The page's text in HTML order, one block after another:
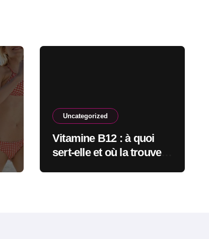
Uncategorized
Vitamine B12 : à quoi
sert-elle et où la trouve-t-